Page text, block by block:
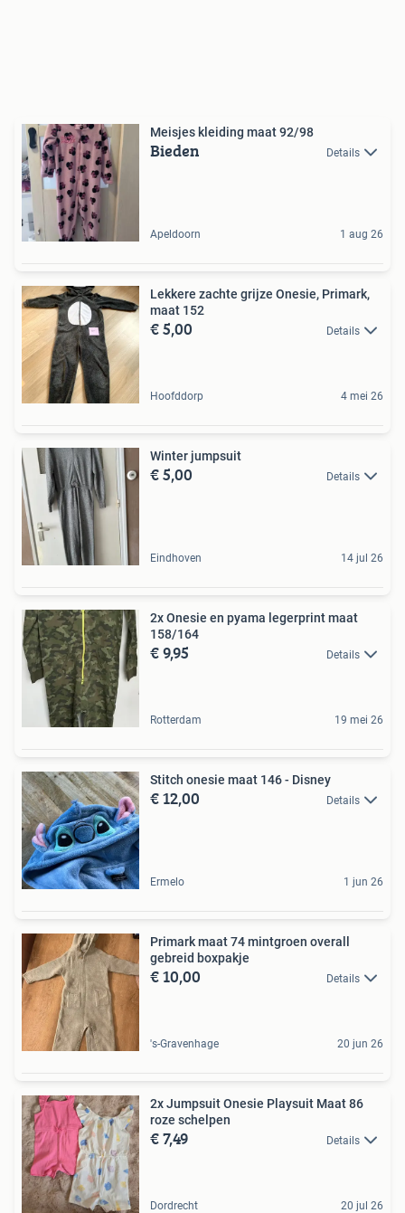
Meisjes kleiding maat 92/98
Bieden Details
Apeldoorn 1 aug 26
Lekkere zachte grijze Onesie, Primark,
maat 152
€ 5,00 Details
Hoofddorp 4 mei 26
Winter jumpsuit
€ 5,00 Details
Eindhoven 14 jul 26
2x Onesie en pyama legerprint maat
158/164
€ 9,95 Details
Rotterdam 19 mei 26
Stitch onesie maat 146 - Disney
€ 12,00 Details
Ermelo 1 jun 26
Primark maat 74 mintgroen overall
gebreid boxpakje
€ 10,00 Details
's-Gravenhage 20 jun 26
2x Jumpsuit Onesie Playsuit Maat 86
roze schelpen
€ 7,49 Details
Dordrecht 20 jul 26